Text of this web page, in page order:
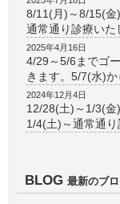
8/11(月)～8/15(金
通常通り診療いた
2025年4月16日
4/29～5/6までゴ
きます。5/7(水)か
2024年12月4日
12/28(土)～1/3(
1/4(土)～通常通り
BLOG 最新のブ